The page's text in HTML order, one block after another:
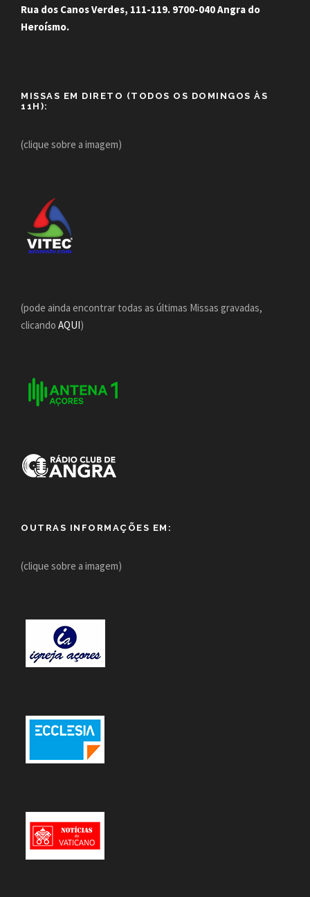
Rua dos Canos Verdes, 111-119. 9700-040 Angra do
Heroísmo.
MISSAS EM DIRETO (TODOS OS DOMINGOS ÀS
11H):
(clique sobre a imagem)
(pode ainda encontrar todas as últimas Missas gravadas,
clicando AQUI)
OUTRAS INFORMAÇÕES EM:
(clique sobre a imagem)